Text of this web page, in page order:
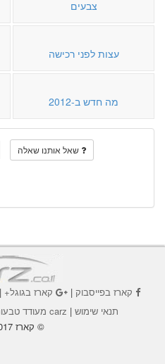
צבעים
עצות לפני רכישה
מה חדש ב-2012
שאל אותנו שאלה
קארז בפייסבוק| קארז בגוגל+
תנאי שימוש | carz מעודד טבעונות
© קארז 2010-2017